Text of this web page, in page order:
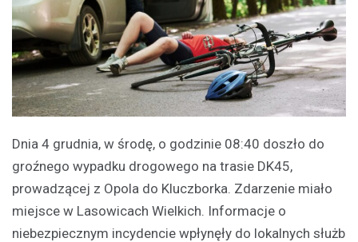
Dnia 4 grudnia, w środę, o godzinie 08:40 doszło do
groźnego wypadku drogowego na trasie DK45,
prowadzącej z Opola do Kluczborka. Zdarzenie miało
miejsce w Lasowicach Wielkich. Informacje o
niebezpiecznym incydencie wpłynęły do lokalnych służb